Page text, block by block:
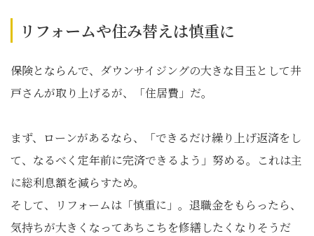
リフォームや住み替えは慎重に
保険とならんで、ダウンサイジングの大きな目玉として井
戸さんが取り上げるが、「住居費」だ。
まず、ローンがあるなら、「できるだけ繰り上げ返済をし
て、なるべく定年前に完済できるよう」努める。これは主
に総利息額を減らすため。
そして、リフォームは「慎重に」。退職金をもらったら、
気持ちが大きくなってあちこちを修繕したくなりそうだ